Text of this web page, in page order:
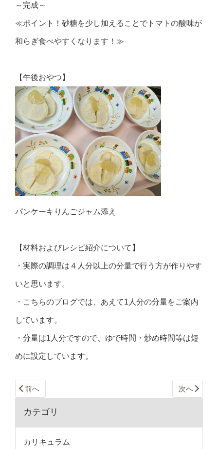
～完成～
≪ポイント！砂糖を少し加えることでトマトの酸味が
和らぎ食べやすくなります！≫
【午後おやつ】
パンケーキりんごジャム添え
【材料およびレシピ紹介について】
・実際の調理は４人分以上の分量で行う方が作りやす
いと思います。
・こちらのブログでは、あえて1人分の分量をご案内
しています。
・分量は1人分ですので、ゆで時間・炒め時間等は短
めに設定しています。
前へ 次へ
カテゴリ
カリキュラム